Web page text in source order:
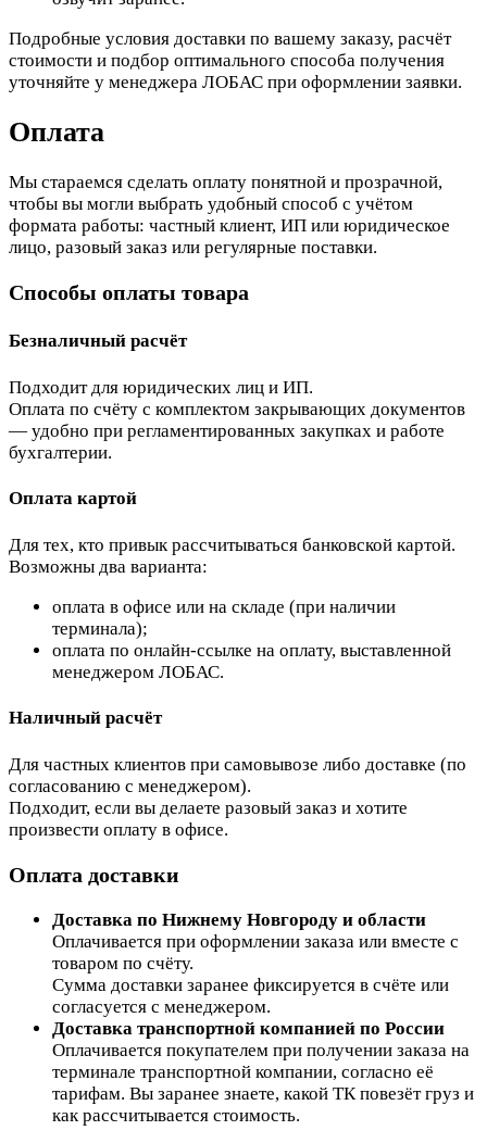
Подробные условия доставки по вашему заказу, расчёт
стоимости и подбор оптимального способа получения
уточняйте у менеджера ЛОБАС при оформлении заявки.
Оплата
Мы стараемся сделать оплату понятной и прозрачной,
чтобы вы могли выбрать удобный способ с учётом
формата работы: частный клиент, ИП или юридическое
лицо, разовый заказ или регулярные поставки.
Способы оплаты товара
Безналичный расчёт
Подходит для юридических лиц и ИП.
Оплата по счёту с комплектом закрывающих документов
— удобно при регламентированных закупках и работе
бухгалтерии.
Оплата картой
Для тех, кто привык рассчитываться банковской картой.
Возможны два варианта:
оплата в офисе или на складе (при наличии
терминала);
оплата по онлайн-ссылке на оплату, выставленной
менеджером ЛОБАС.
Наличный расчёт
Для частных клиентов при самовывозе либо доставке (по
согласованию с менеджером).
Подходит, если вы делаете разовый заказ и хотите
произвести оплату в офисе.
Оплата доставки
Доставка по Нижнему Новгороду и области
Оплачивается при оформлении заказа или вместе с
товаром по счёту.
Сумма доставки заранее фиксируется в счёте или
согласуется с менеджером.
Доставка транспортной компанией по России
Оплачивается покупателем при получении заказа на
терминале транспортной компании, согласно её
тарифам. Вы заранее знаете, какой ТК повезёт груз и
как рассчитывается стоимость.